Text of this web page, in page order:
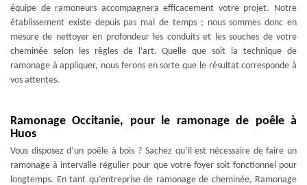
équipe de ramoneurs accompagnera efficacement votre projet. Notre
établissement existe depuis pas mal de temps ; nous sommes donc en
mesure de nettoyer en profondeur les conduits et les souches de votre
cheminée selon les règles de l’art. Quelle que soit la technique de
ramonage à appliquer, nous ferons en sorte que le résultat corresponde à
vos attentes.
Ramonage Occitanie, pour le ramonage de poêle à
Huos
Vous disposez d’un poêle à bois ? Sachez qu’il est nécessaire de faire un
ramonage à intervalle régulier pour que votre foyer soit fonctionnel pour
longtemps. En tant qu’entreprise de ramonage de cheminée, Ramonage